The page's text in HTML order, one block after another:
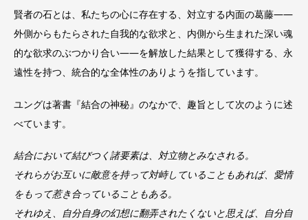
賢者の石とは、私たちの心に存在する、対立する内面の葛藤――
外側からもたらされた自我的な欲求と、内側から生まれた深い魂
的な欲求のぶつかり合い――を解放した結果として獲得する、永
遠性を持つ、統合的な全体性のありようを指しています。
ユングは著書『結合の神秘』のなかで、趣旨として次のように述
べています。
結合において結びつく諸要素は、対立物とみなされる。
それらがお互いに敵意を持って対峙していることもあれば、愛情
をもって惹き合っていることもある。
それゆえ、自分自身の幻想に翻弄されたくないと思えば、自分自